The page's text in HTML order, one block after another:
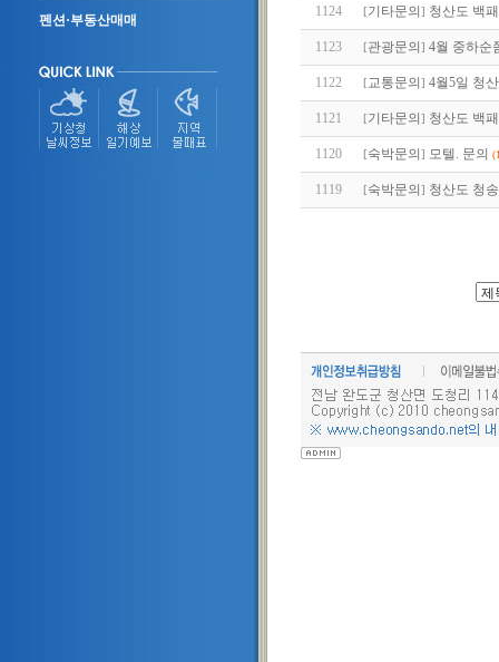
펜션·부동산매매
1124 [기타문의] 청산도 백
1123 [관광문의] 4월 중하순
1122 [교통문의] 4월5일 청
1121 [기타문의] 청산도 백
1120 [숙박문의] 모텔. 문의
1119 [숙박문의] 청산도 청